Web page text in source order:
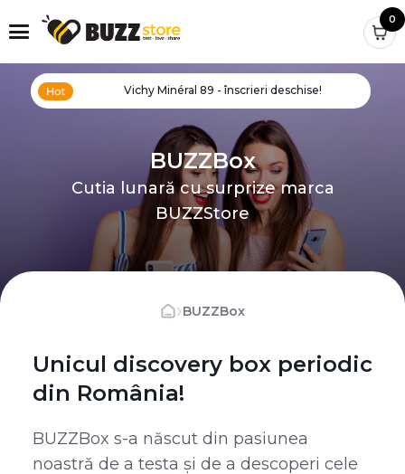
0
Vichy Minéral 89 - înscrieri deschise!
BUZZBox
Cutia lunară cu surprize marca
BUZZStore
›BUZZBox
Unicul discovery box periodic
din România!
BUZZBox s-a născut din pasiunea
noastră de a testa și de a descoperi cele